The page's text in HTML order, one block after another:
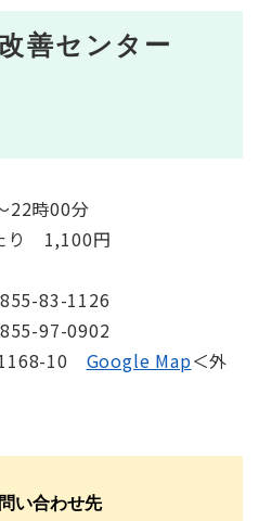
善センター
22時00分
り 1,100円
83-1126
97-0902
10 Google Map＜外
い合わせ先